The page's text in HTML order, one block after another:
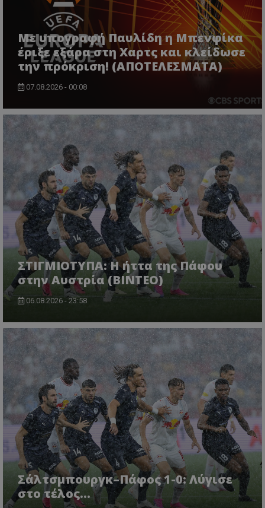
Με υπογραφή Παυλίδη η Μπενφίκα
έριξε εξάρα στη Χαρτς και κλείδωσε
την πρόκριση! (ΑΠΟΤΕΛΕΣΜΑΤΑ)
07.08.2026 - 00:08
ΣΤΙΓΜΙΟΤΥΠΑ: Η ήττα της Πάφου
στην Αυστρία (ΒΙΝΤΕΟ)
06.08.2026 - 23:58
Σάλτσμπουργκ–Πάφος 1-0: Λύγισε
στο τέλος...